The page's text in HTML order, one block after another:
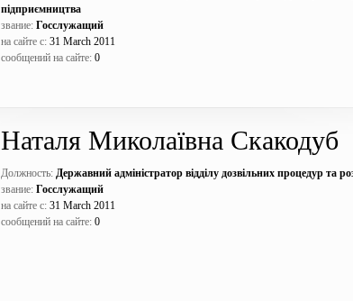
підприємництва
звание: Госслужащий
на сайте с: 31 March 2011
сообщений на сайте: 0
Наталя Миколаївна Скакодуб
Должность: Державний адміністратор відділу дозвільних процедур та
звание: Госслужащий
на сайте с: 31 March 2011
сообщений на сайте: 0